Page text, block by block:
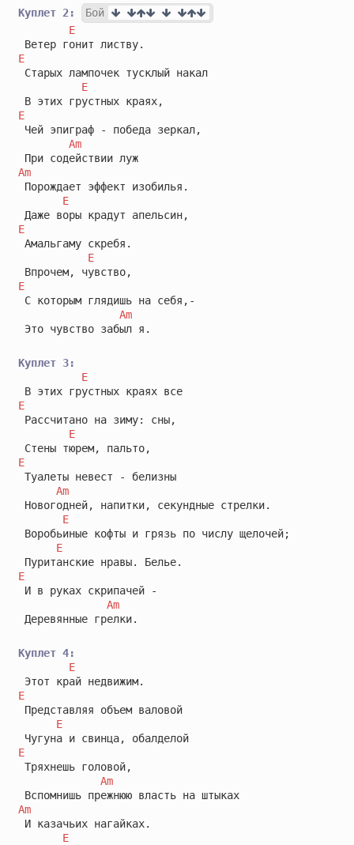
Куплет 2:
Бой
E
E
Старых лампочек тусклый накал
E
E
Чей эпиграф - победа зеркал,
Am
Am
Порождает эффект изобилья.
E
E
Амальгаму скребя.
E
E
С которым глядишь на себя,-
Am
Это чувство забыл я.
Куплет 3:
E
E
Рассчитано на зиму: сны,
E
E
Туалеты невест - белизны
Am
Новогодней, напитки, секундные стрелки.
E
Воробьиные кофты и грязь по числу щелочей;
E
E
И в руках скрипачей -
Am
Деревянные грелки.
Куплет 4:
E
E
Представляя объем валовой
E
E
Тряхнешь головой,
Am
Am
И казачьих нагайках.
E